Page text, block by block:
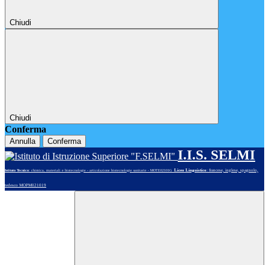
Chiudi
Chiudi
Conferma
Annulla Conferma
I.I.S. SELMI
Istituto Tecnico: chimica, materiali e biotecnologie - articolazione biotecnologie sanitarie - MOTE02101G Liceo Linguistico: francese, inglese, spagnolo,
tedesco MOPM021019